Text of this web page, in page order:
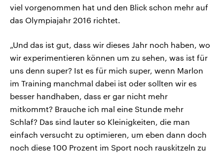
viel vorgenommen hat und den Blick schon mehr auf
das Olympiajahr 2016 richtet.
„Und das ist gut, dass wir dieses Jahr noch haben, wo
wir experimentieren können um zu sehen, was ist für
uns denn super? Ist es für mich super, wenn Marlon
im Training manchmal dabei ist oder sollten wir es
besser handhaben, dass er gar nicht mehr
mitkommt? Brauche ich mal eine Stunde mehr
Schlaf? Das sind lauter so Kleinigkeiten, die man
einfach versucht zu optimieren, um eben dann doch
noch diese 100 Prozent im Sport noch rauskitzeln zu